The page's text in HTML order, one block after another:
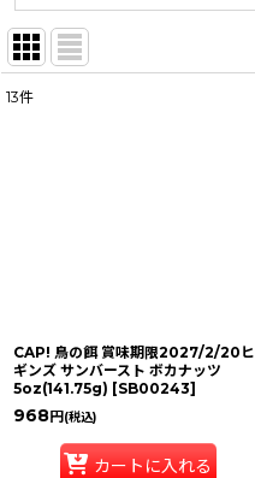
13件
CAP! 鳥の餌 賞味期限2027/2/20ヒ
ギンズ サンバースト ボカナッツ
5oz(141.75g) [SB00243]
968円 (税込)
カートに入れる